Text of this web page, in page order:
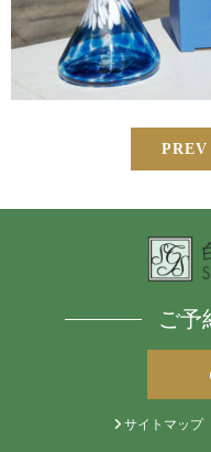
PREV
ご予
サイトマップ